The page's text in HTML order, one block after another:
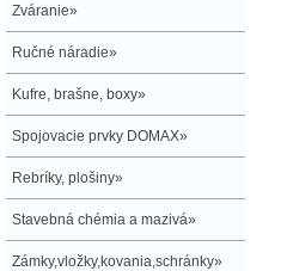
Zváranie»
Ručné náradie»
Kufre, brašne, boxy»
Spojovacie prvky DOMAX»
Rebríky, plošiny»
Stavebná chémia a mazivá»
Zámky,vložky,kovania,schránky»